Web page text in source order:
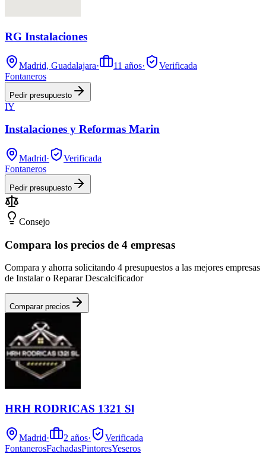
RG Instalaciones
Madrid, Guadalajara· 11 años·
Verificada
Fontaneros
Pedir presupuesto
IY
Instalaciones y Reformas Marin
Madrid·
Verificada
Fontaneros
Pedir presupuesto
Consejo
Compara los precios de 4 empresas
Compara y ahorra solicitando 4 presupuestos a las mejores empresas
de Instalar o Reparar Descalcificador
Comparar precios
HRH RODRICAS 1321 Sl
Madrid· 2 años·
Verificada
FontanerosFachadasPintoresYeseros